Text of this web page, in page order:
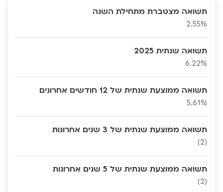
תשואה מצטברת מתחילת השנה
2.55%
תשואה שנתית 2025
6.22%
תשואה ממוצעת שנתית של 12 חודשים אחרונים
5.61%
תשואה ממוצעת שנתית של 3 שנים אחרונות
(2)
תשואה ממוצעת שנתית של 5 שנים אחרונות
(2)